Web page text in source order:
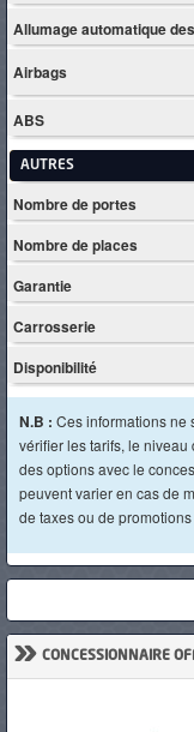
Allumage automatique
Airbags
ABS
AUTRES
Nombre de portes
Nombre de places
Garantie
Carrosserie
Disponibilité
N.B : Ces informations ne
vérifier les tarifs, le
des options avec le
peuvent varier en cas de
de taxes ou de
» CONCESSIONNAIRE